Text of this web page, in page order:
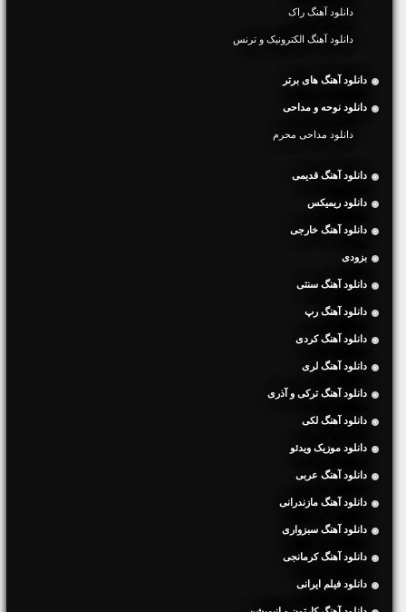
دانلود آهنگ راک
دانلود آهنگ الکترونیک و ترنس
دانلود آهنگ های برتر
دانلود نوحه و مداحی
دانلود مداحی محرم
دانلود آهنگ قدیمی
دانلود ریمیکس
دانلود آهنگ خارجی
بزودی
دانلود آهنگ سنتی
دانلود آهنگ رپ
دانلود آهنگ کردی
دانلود آهنگ لری
دانلود آهنگ ترکی و آذری
دانلود آهنگ لکی
دانلود موزیک ویدئو
دانلود آهنگ عربی
دانلود آهنگ مازندرانی
دانلود آهنگ سبزواری
دانلود آهنگ کرمانجی
دانلود فیلم ایرانی